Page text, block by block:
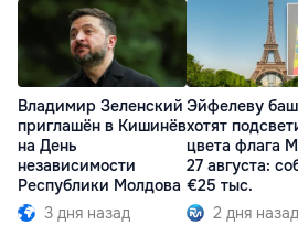
Владимир Зеленский
приглашён в Кишинёв
на День
независимости
Республики Молдова
3 дня назад
Эйфелеву
хотят
цвета флага
27 августа:
€25 тыс.
2 дня назад